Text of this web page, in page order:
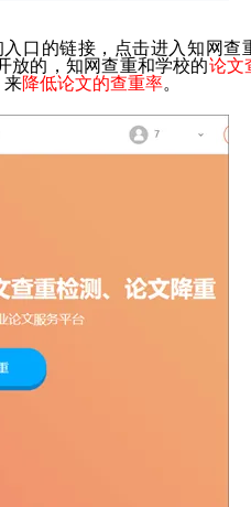
口的链接，点击进入知网查
放的，知网查重和学校的论文
来降低论文的查重率。